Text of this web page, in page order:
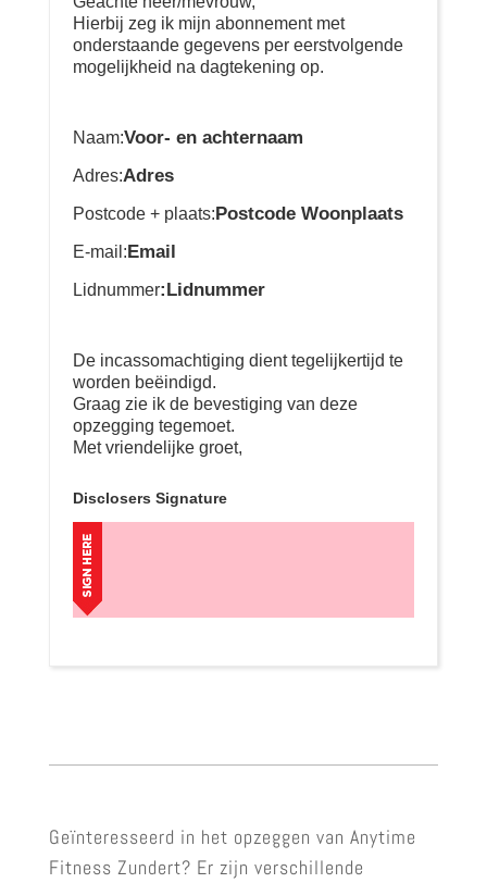
Hierbij zeg ik mijn abonnement met
onderstaande gegevens per eerstvolgende
mogelijkheid na dagtekening op.
Naam:Voor- en achternaam
Adres:Adres
Postcode + plaats:Postcode Woonplaats
E-mail:Email
Lidnummer:Lidnummer
De incassomachtiging dient tegelijkertijd te
worden beëindigd.
Graag zie ik de bevestiging van deze
opzegging tegemoet.
Met vriendelijke groet,
Disclosers Signature
Geïnteresseerd in het opzeggen van Anytime
Fitness Zundert? Er zijn verschillende